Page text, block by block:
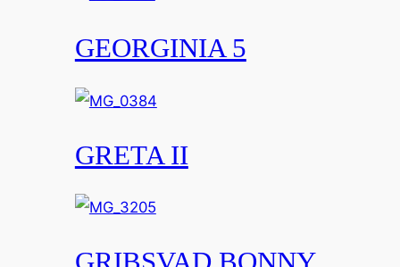
GEORGINIA 5
GRETA II